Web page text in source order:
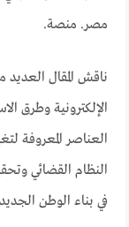
مصر. منصة.
ناقش المقال العديد
الإلكترونية وطرق
العناصر المعروفة
النظام القضائي
في بناء الوطن